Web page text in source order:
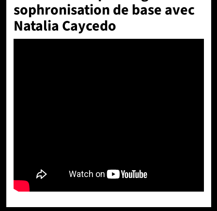
sophronisation de base avec
Natalia Caycedo